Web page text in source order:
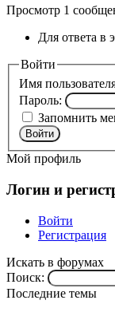
Просмотр 1
Для ответа в
Войти
Имя
Пароль:
Запомнить
Войти
Мой профиль
Логин и
Войти
Регистрация
Искать в форумах
Поиск:
Последние темы